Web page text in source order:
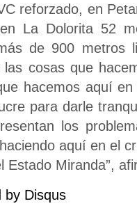
reforzado, en
La Dolorita 52
de 900 metros
cosas que
hacemos aquí
para darle
los
aquí en el
Estado Miranda”,
by Disqus